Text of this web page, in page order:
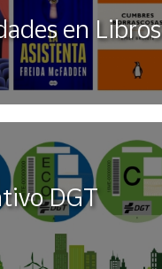
en Libros
DGT